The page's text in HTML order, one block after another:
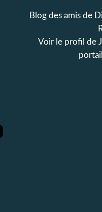
Blog des amis de
Voir le profil de